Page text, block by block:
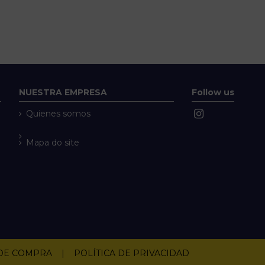
NUESTRA EMPRESA
Quienes somos
Mapa do site
Follow us
COMPRA | POLÍTICA DE PRIVACIDAD